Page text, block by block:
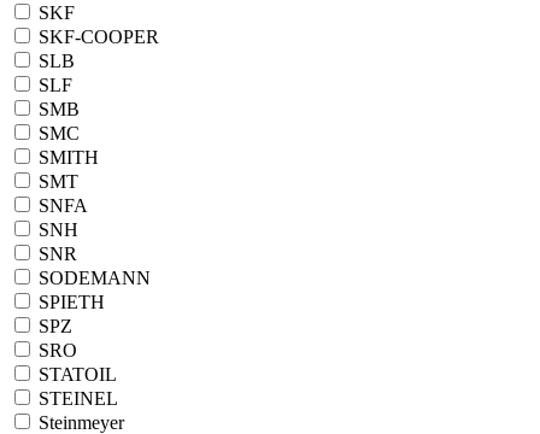
SKF
SKF-COOPER
SLB
SLF
SMB
SMC
SMITH
SMT
SNFA
SNH
SNR
SODEMANN
SPIETH
SPZ
SRO
STATOIL
STEINEL
Steinmeyer